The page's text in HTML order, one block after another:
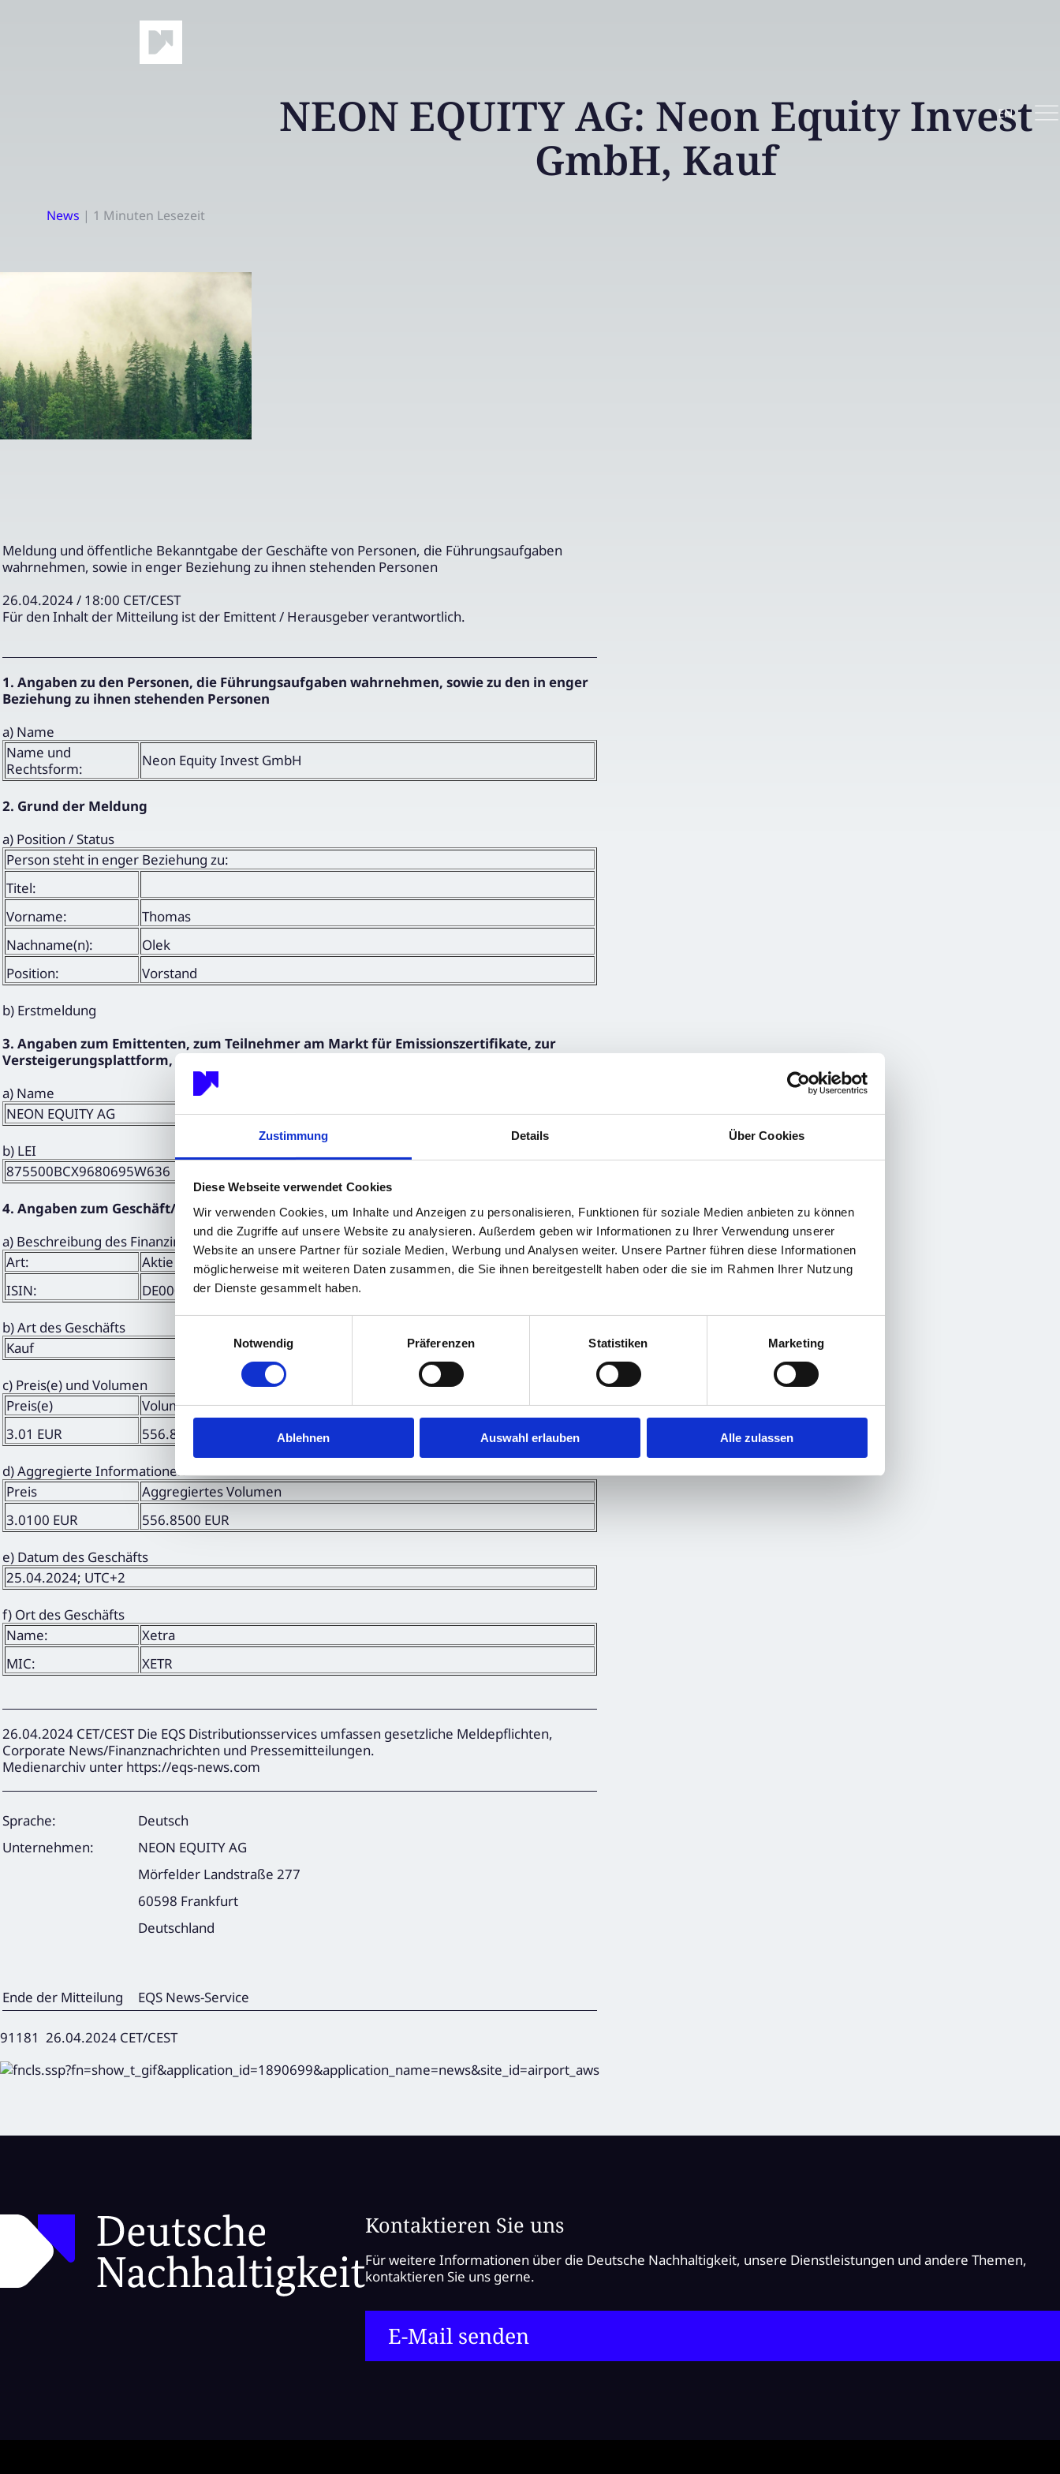
Zustimmung Details Über Cookies
Diese Webseite verwendet Cookies
Wir verwenden Cookies, um Inhalte und Anzeigen zu personalisieren, Funktionen für soziale Medien anbieten zu können
und die Zugriffe auf unsere Website zu analysieren. Außerdem geben wir Informationen zu Ihrer Verwendung unserer
Website an unsere Partner für soziale Medien, Werbung und Analysen weiter. Unsere Partner führen diese Informationen
möglicherweise mit weiteren Daten zusammen, die Sie ihnen bereitgestellt haben oder die sie im Rahmen Ihrer Nutzung
der Dienste gesammelt haben.
Notwendig
Präferenzen Statistiken Marketing
Ablehnen Auswahl erlauben Alle zulassen
EN
NEON EQUITY AG: Neon Equity Invest
GmbH, Kauf
News | 1 Minuten Lesezeit
Meldung und öffentliche Bekanntgabe der Geschäfte von Personen, die Führungsaufgaben
wahrnehmen, sowie in enger Beziehung zu ihnen stehenden Personen
26.04.2024 / 18:00 CET/CEST
Für den Inhalt der Mitteilung ist der Emittent / Herausgeber verantwortlich.
1. Angaben zu den Personen, die Führungsaufgaben wahrnehmen, sowie zu den in enger
Beziehung zu ihnen stehenden Personen
a) Name
Name und
Rechtsform:
Neon Equity Invest GmbH
2. Grund der Meldung
a) Position / Status
Person steht in enger Beziehung zu:
Titel:
Vorname:
Thomas
Nachname(n):
Olek
Position:
Vorstand
b) Erstmeldung
3. Angaben zum Emittenten, zum Teilnehmer am Markt für Emissionszertifikate, zur
Versteigerungsplattform, zum Versteigerer oder zur Auktionsaufsicht
a) Name
NEON EQUITY AG
b) LEI
875500BCX9680695W636
4. Angaben zum Geschäft/zu den Geschäften
a) Beschreibung des Finanzinstruments, Art des Instruments, Kennung
Art:
Aktie
ISIN:
DE000A3DW408
b) Art des Geschäfts
Kauf
c) Preis(e) und Volumen
Preis(e)
Volumen
3.01 EUR
556.85 EUR
d) Aggregierte Informationen
Preis
Aggregiertes Volumen
3.0100 EUR
556.8500 EUR
e) Datum des Geschäfts
25.04.2024; UTC+2
f) Ort des Geschäfts
Name:
Xetra
MIC:
XETR
26.04.2024 CET/CEST Die EQS Distributionsservices umfassen gesetzliche Meldepflichten,
Corporate News/Finanznachrichten und Pressemitteilungen.
Medienarchiv unter https://eqs-news.com
Sprache:
Deutsch
Unternehmen:
NEON EQUITY AG
Mörfelder Landstraße 277
60598 Frankfurt
Deutschland
Ende der Mitteilung EQS News-Service
91181 26.04.2024 CET/CEST
Kontaktieren Sie uns
Für weitere Informationen über die Deutsche Nachhaltigkeit, unsere Dienstleistungen und andere Themen,
kontaktieren Sie uns gerne.
E-Mail senden